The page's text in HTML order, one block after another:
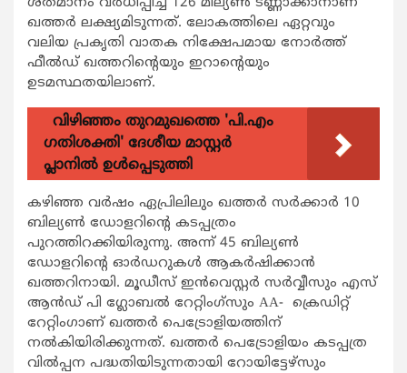
ഖത്തര്‍ ലക്ഷ്യമിടുന്നത്. ലോകത്തിലെ ഏറ്റവും
വലിയ പ്രകൃതി വാതക നിക്ഷേപമായ നോര്‍ത്ത്
ഫീല്‍ഡ് ഖത്തറിന്റെയും ഇറാന്റെയും
ഉടമസ്ഥതയിലാണ്.
വിഴിഞ്ഞം തുറമുഖത്തെ 'പി.എം
ഗതിശക്തി' ദേശീയ മാസ്റ്റർ
പ്ലാനിൽ ഉൾപ്പെടുത്തി
കഴിഞ്ഞ വര്‍ഷം ഏപ്രിലിലും ഖത്തര്‍ സര്‍ക്കാര്‍ 10
ബില്യണ്‍ ഡോളറിന്റെ കടപ്പത്രം
പുറത്തിറക്കിയിരുന്നു. അന്ന് 45 ബില്യണ്‍
ഡോളറിന്റെ ഓര്‍ഡറുകള്‍ ആകര്‍ഷിക്കാന്‍
ഖത്തറിനായി. മൂഡീസ് ഇന്‍വെസ്റ്റര്‍ സര്‍വ്വീസും എസ്
ആന്‍ഡ് പി ഗ്ലോബല്‍ റേറ്റിംഗ്‌സും AA- ക്രെഡിറ്റ്
റേറ്റിംഗാണ് ഖത്തര്‍ പെട്രോളിയത്തിന്
നല്‍കിയിരിക്കുന്നത്. ഖത്തര്‍ പെട്രോളിയം കടപ്പത്ര
വില്‍പ്പന പദ്ധതിയിടുന്നതായി റോയിട്ടേഴ്‌സും